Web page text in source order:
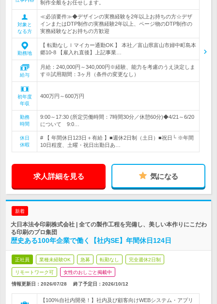
制作全般をお任せします。
対象と
なる方
≪必須要件≫◆デザインの実務経験を2年以上お持ちの方☆デザ
インまたはDTP制作の実務経験2年以上、ページ物のDTP制作の
実務経験などお持ちの方歓迎
勤務地
【 転勤なしｌマイカー通勤OK 】 本社／富山県富山市婦中町島本
郷10-8 【雇入れ直後】上記事業…
給与
月給：240,000円～340,000円※経験、能力を考慮のうえ決定しま
す※試用期間：3ヶ月（条件の変更なし）
初年度
年収
400万円～600万円
勤務
時間
9:00～17:30 (所定労働時間：7時間30分／休憩60分)◆4/21～6/20
について 9:0…
休日
休暇
# 【 年間休日123日＋有給 】■週休2日制（土日）■祝日└ ※年間
10日程度、土曜・祝日出勤日あ…
求人詳細を見る 気になる
新着
大日本法令印刷株式会社 | 全ての製作工程を完備し、美しい本作りにこだわ
る印刷のプロ集団
歴史ある100年企業で働く【社内SE】年間休日124日
正社員 業種未経験OK 急募 転勤なし 完全週休2日制
リモートワーク可 女性のおしごと掲載中
情報更新日：2026/07/28 終了予定日： 2026/10/12
【100%自社内開発！】社内及び顧客向けWEBシステム・アプリ